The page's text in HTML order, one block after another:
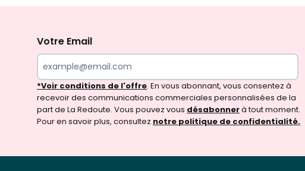
Votre Email
*Voir conditions de l'offre. En vous abonnant, vous consentez à
recevoir des communications commerciales personnalisées de la
part de La Redoute. Vous pouvez vous désabonnerà tout moment.
Pour en savoir plus, consultez notre politique de confidentialité.